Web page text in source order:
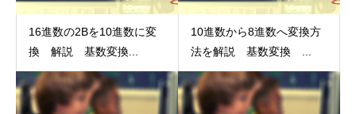
16進数の2Bを10進数に変
換 解説 基数変換...
10進数から8進数へ変換方
法を解説 基数変換 ...